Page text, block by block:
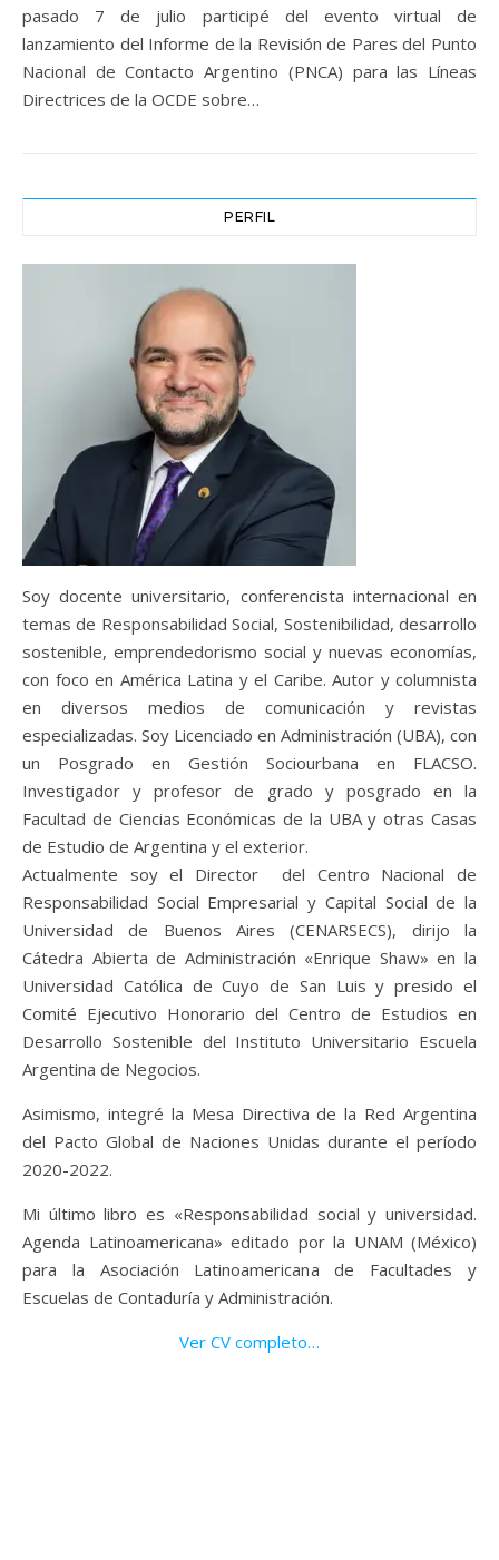
pasado 7 de julio participé del evento virtual de
lanzamiento del Informe de la Revisión de Pares del Punto
Nacional de Contacto Argentino (PNCA) para las Líneas
Directrices de la OCDE sobre…
PERFIL
Soy docente universitario, conferencista internacional en
temas de Responsabilidad Social, Sostenibilidad, desarrollo
sostenible, emprendedorismo social y nuevas economías,
con foco en América Latina y el Caribe. Autor y columnista
en diversos medios de comunicación y revistas
especializadas. Soy Licenciado en Administración (UBA), con
un Posgrado en Gestión Sociourbana en FLACSO.
Investigador y profesor de grado y posgrado en la
Facultad de Ciencias Económicas de la UBA y otras Casas
de Estudio de Argentina y el exterior.
Actualmente soy el Director del Centro Nacional de
Responsabilidad Social Empresarial y Capital Social de la
Universidad de Buenos Aires (CENARSECS), dirijo la
Cátedra Abierta de Administración «Enrique Shaw» en la
Universidad Católica de Cuyo de San Luis y presido el
Comité Ejecutivo Honorario del Centro de Estudios en
Desarrollo Sostenible del Instituto Universitario Escuela
Argentina de Negocios.
Asimismo, integré la Mesa Directiva de la Red Argentina
del Pacto Global de Naciones Unidas durante el período
2020-2022.
Mi último libro es «Responsabilidad social y universidad.
Agenda Latinoamericana» editado por la UNAM (México)
para la Asociación Latinoamericana de Facultades y
Escuelas de Contaduría y Administración.
Ver CV completo…